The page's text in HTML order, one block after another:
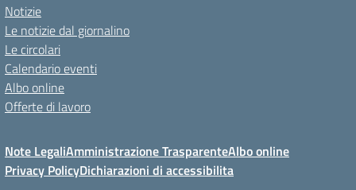
Notizie
Le notizie dal giornalino
Le circolari
Calendario eventi
Albo online
Offerte di lavoro
Note LegaliAmministrazione TrasparenteAlbo online
Privacy PolicyDichiarazioni di accessibilita